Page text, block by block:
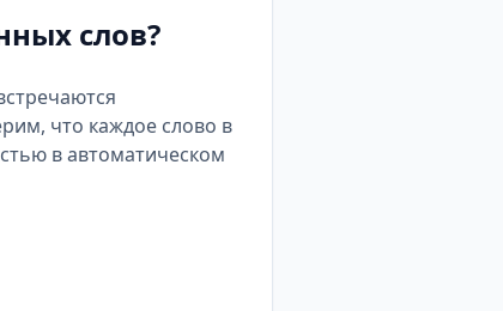
слов?
что каждое слово в
в автоматическом